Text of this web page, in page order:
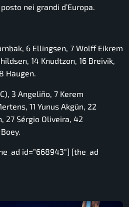
nei grandi d’Europa.
6 Ellingsen, 7 Wolff Eikrem
14 Knudtzon, 16 Breivik,
Haugen.
3 Angeliño, 7 Kerem
11 Yunus Akgün, 22
27 Sérgio Oliveira, 42
id=”668943″] [the_ad